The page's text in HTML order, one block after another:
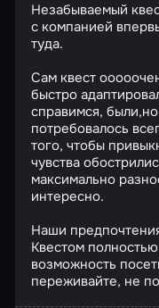
Незабываемый
с компанией
туда.
Сам квест
быстро
справимся,
потребовалось
того, чтобы
чувства
максимально
интересно.
Наши
Квестом
возможность
переживайте, не